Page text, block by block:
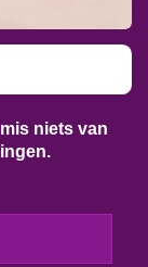
niets van